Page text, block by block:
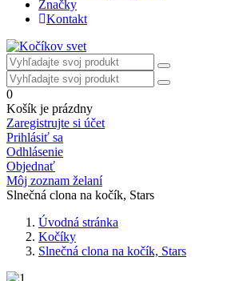
Značky
Kontakt
0
Košík je prázdny
Zaregistrujte si účet
Prihlásiť sa
Odhlásenie
Objednať
Môj zoznam želaní
Slnečná clona na kočík, Stars
Úvodná stránka
Kočíky
Slnečná clona na kočík, Stars